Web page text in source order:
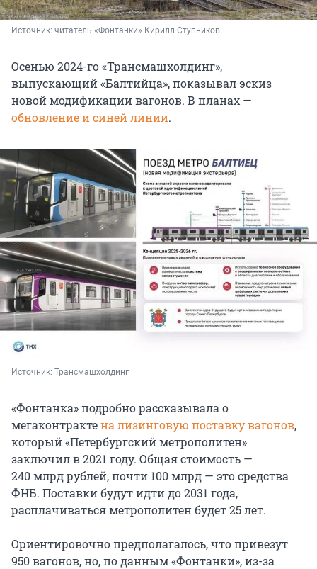
Источник: читатель «Фонтанки» Кирилл Ступников
Осенью 2024-го «Трансмашхолдинг»,
выпускающий «Балтийца», показывал эскиз
новой модификации вагонов. В планах —
обновление и синей линии.
Источник: Трансмашхолдинг
«Фонтанка» подробно рассказывала о
мегаконтрактена лизинговую поставку вагонов,
который «Петербургский метрополитен»
заключил в 2021 году. Общая стоимость —
240 млрд рублей, почти 100 млрд — это средства
ФНБ. Поставки будут идти до 2031 года,
расплачиваться метрополитен будет 25 лет.
Ориентировочно предполагалось, что привезут
950 вагонов, но, по данным «Фонтанки», из-за